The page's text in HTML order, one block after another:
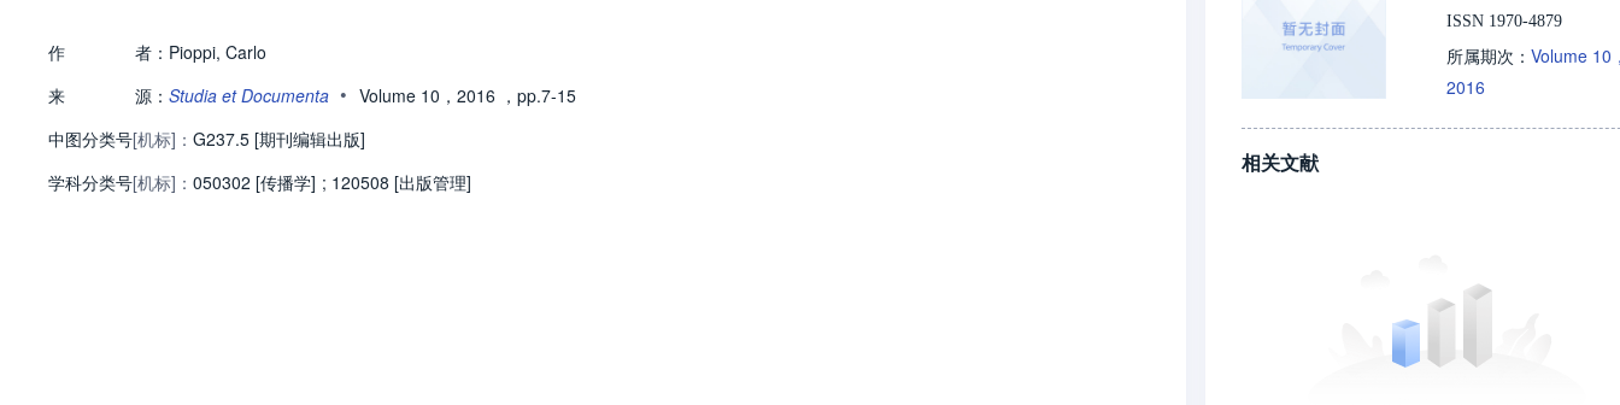
作 者： Pioppi, Carlo
来
源： Studia et Documenta • Volume 10，2016 ，pp.7-15
中图分类号[机标]： G237.5 [期刊编辑出版]
学科分类号[机标]： 050302 [传播学] ; 120508 [出版管理]
ISSN 1970-4879
所属期次： Volume 10
2016
相关文献